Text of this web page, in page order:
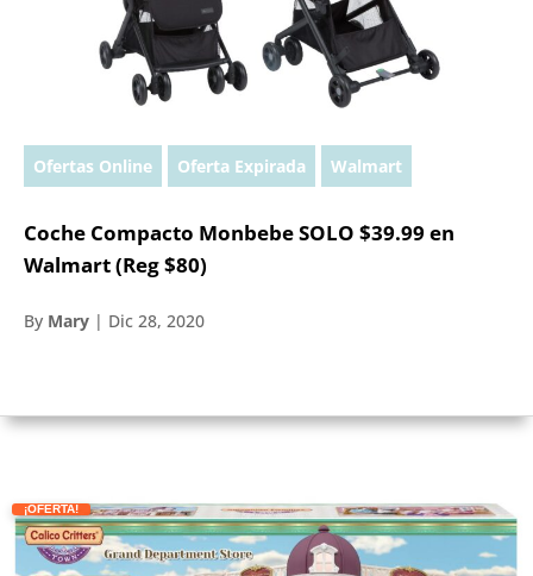
Ofertas Online Oferta Expirada Walmart
Coche Compacto Monbebe SOLO $39.99 en
Walmart (Reg $80)
By Mary | Dic 28, 2020
¡OFERTA!